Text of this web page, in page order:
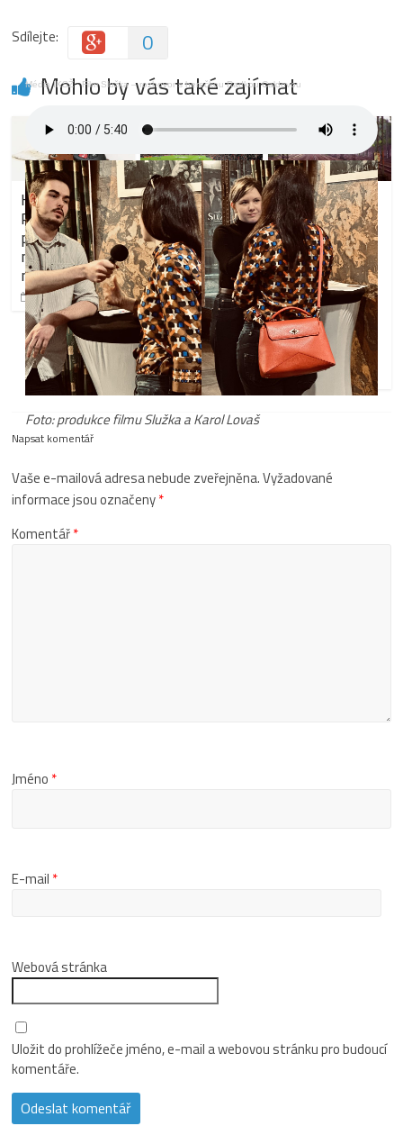
Média IKSŽ·Film Služka – rozhovor s herečkou Radkou Caldovou
Foto: produkce filmu Služka a Karol Lovaš
Sdílejte: 0
Mohlo by vás také zajímat
Komentář:
Povolené pivo
před jízdou nás
na Západ
neposune
24. 4. 2019 0
Sparta v
Liverpoolu:
debakl na
hřišti, zato na
tribunách
zážitek
9. 4. 2024
Komentáře
nejsou povolené
Možná
budoucnost
železnic:
soukromí
dopravci,
moderní vlaky
a rychlé
spojení v EU
23. 11. 2018
0
Napsat komentář
Vaše e-mailová adresa nebude zveřejněna.Vyžadované
informace jsou označeny*
Komentář*
Jméno *
E-mail *
Webová stránka
Uložit do prohlížeče jméno, e-mail a webovou stránku pro budoucí
komentáře.